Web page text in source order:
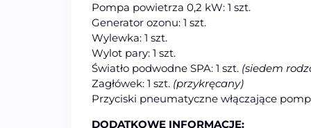
Pompa powietrza 0,2 kW: 1 szt.
Generator ozonu: 1 szt.
Wylewka: 1 szt.
Wylot pary: 1 szt.
Światło podwodne SPA: 1 szt. (siedem
Zagłówek: 1 szt. (przykręcany)
Przyciski pneumatyczne włączające
DODATKOWE INFORMACJE: